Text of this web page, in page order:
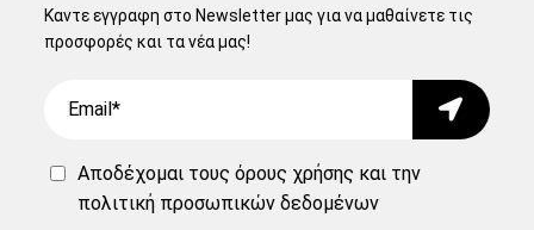
Καντε εγγραφη στο Newsletter μας για να μαθαίνετε τις
προσφορές και τα νέα μας!
Submit
Αποδέχομαι τουςόρους χρήσης και την
πολιτική προσωπικών δεδομένων